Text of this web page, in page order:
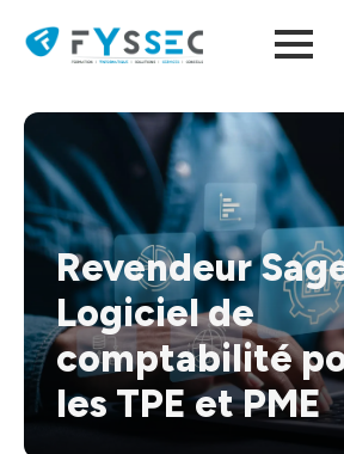
Revendeur
Logiciel de
comptabilité
les TPE et PME